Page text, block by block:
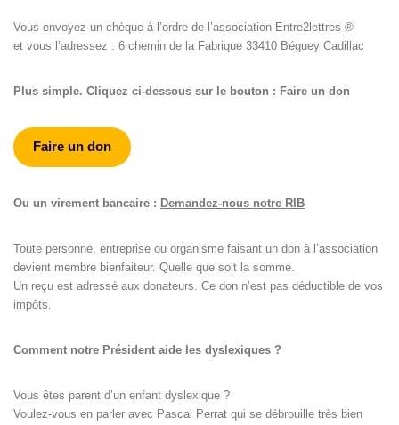
Vous envoyez un chèque à l’ordre de l’association Entre2lettres ®
et vous l’adressez : 6 chemin de la Fabrique 33410 Béguey Cadillac
Plus simple. Cliquez ci-dessous sur le bouton : Faire un don
Faire un don
Ou un virement bancaire : Demandez-nous notre RIB
Toute personne, entreprise ou organisme faisant un don à l’association
devient membre bienfaiteur. Quelle que soit la somme.
Un reçu est adressé aux donateurs. Ce don n’est pas déductible de vos
impôts.
Comment notre Président aide les dyslexiques ?
Vous êtes parent d’un enfant dyslexique ?
Voulez-vous en parler avec Pascal Perrat qui se débrouille très bien